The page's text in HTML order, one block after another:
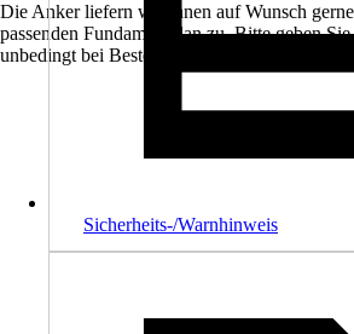
Die Anker liefern wir Ihnen auf Wunsch
passenden Fundamentplan zu. Bitte geben
unbedingt bei Bestellung mit an.
Sicherheits-/Warnhinweis